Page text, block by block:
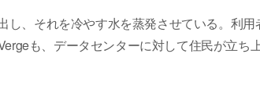
し、それを冷やす水を蒸発させている。利用
も、データセンターに対して住民が立ち